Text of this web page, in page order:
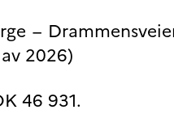
–
2026)
46 931.